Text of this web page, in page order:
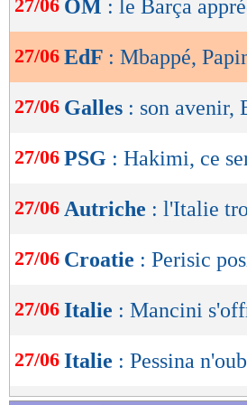
de
OK
27/06 OM : le Barça
27/06 EdF : Mbappé,
27/06 Galles : son avenir,
27/06 PSG : Hakimi, ce
27/06 Autriche : l'Italie
27/06 Croatie : Perisic
27/06 Italie : Mancini
27/06 Italie : Pessina